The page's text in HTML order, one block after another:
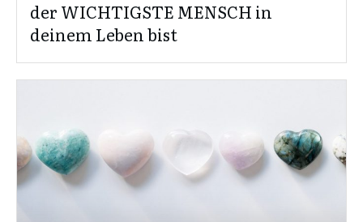
der WICHTIGSTE MENSCH in
deinem Leben bist